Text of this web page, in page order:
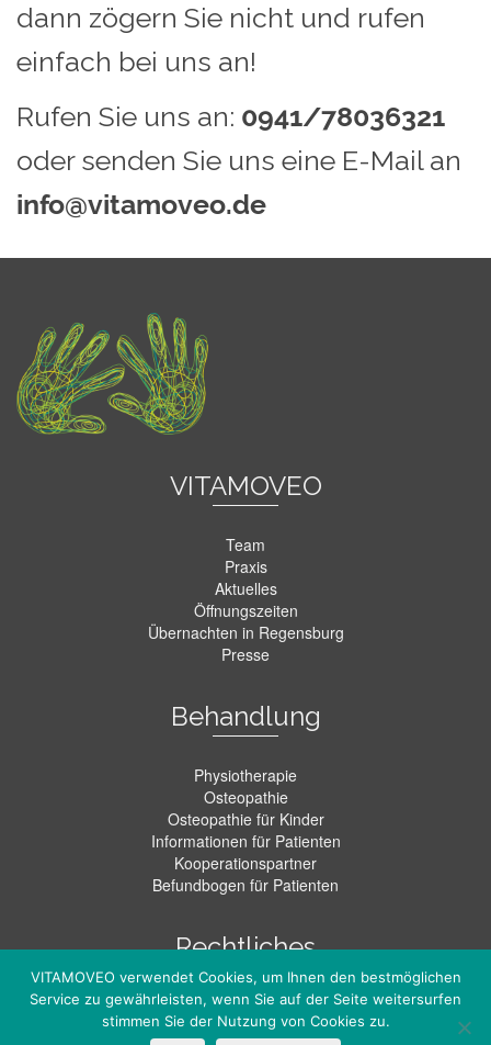
dann zögern Sie nicht und rufen
einfach bei uns an!
Rufen Sie uns an: 0941/78036321
oder senden Sie uns eine E-Mail an
info@vitamoveo.de
VITAMOVEO
Team
Praxis
Aktuelles
Öffnungszeiten
Übernachten in Regensburg
Presse
Behandlung
Physiotherapie
Osteopathie
Osteopathie für Kinder
Informationen für Patienten
Kooperationspartner
Befundbogen für Patienten
Rechtliches
Kontakt
Datenschutz
VITAMOVEO verwendet Cookies, um Ihnen den bestmöglichen
Service zu gewährleisten, wenn Sie auf der Seite weitersurfen
stimmen Sie der Nutzung von Cookies zu.